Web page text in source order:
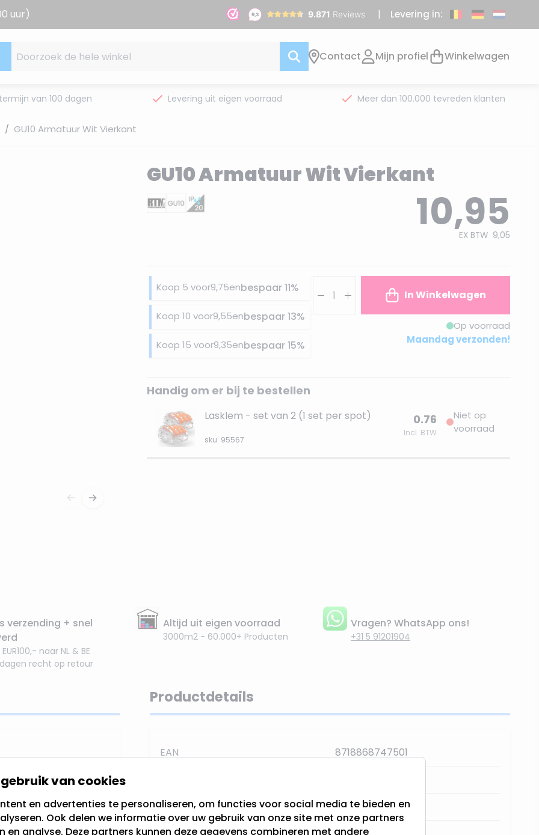
uur) Levering in:
Contact Mijn profiel Winkelwagen
van 100 dagen Levering uit eigen voorraad Meer dan 100.000 tevreden klanten
/ GU10 Armatuur Wit Vierkant
GU10 Armatuur Wit Vierkant
10,95
EX BTW 9,05
Koop 5 voor9,75enbespaar11%
Koop 10 voor9,55enbespaar13%
Koop 15 voor9,35enbespaar15%
In Winkelwagen
Op voorraad
Maandag verzonden!
Handig om er bij te bestellen
Lasklem - set van 2 (1 set per spot)
sku: 95567
0.76
Incl. BTW
Niet op
voorraad
verzending + snel
naar NL & BE
dagen recht op retour
Altijd uit eigen voorraad
3000m2 - 60.000+ Producten
Vragen? WhatsApp ons!
+31 5 91201904
op onze
in de droge
Productdetails
EAN
8718868747501
SKU
74750
van cookies
en advertenties te personaliseren, om functies voor social media te bieden en
Ook delen we informatie over uw gebruik van onze site met onze partners
analyse. Deze partners kunnen deze gegevens combineren met andere